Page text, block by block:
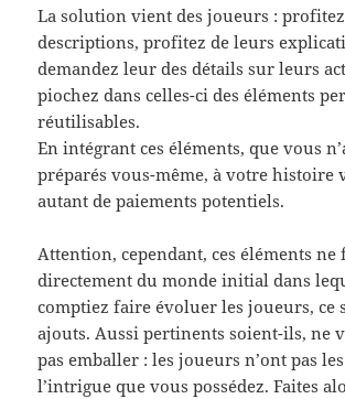
La solution vient des joueurs :
descriptions, profitez de leurs
demandez leur des détails sur leurs
piochez dans celles-ci des éléments
réutilisables.
En intégrant ces éléments, que vous
préparés vous-même, à votre histoire
autant de paiements potentiels.
Attention, cependant, ces éléments ne
directement du monde initial dans
comptiez faire évoluer les joueurs, ce
ajouts. Aussi pertinents soient-ils, ne
pas emballer : les joueurs n’ont pas
l’intrigue que vous possédez. Faites